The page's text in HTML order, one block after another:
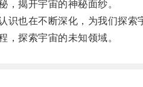
揭开宇宙的神秘面纱。
也在不断深化，为我们探索
探索宇宙的未知领域。